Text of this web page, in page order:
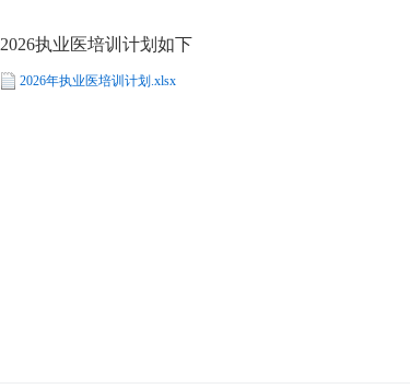
2026执业医培训计划如下
2026年执业医培训计划.xlsx